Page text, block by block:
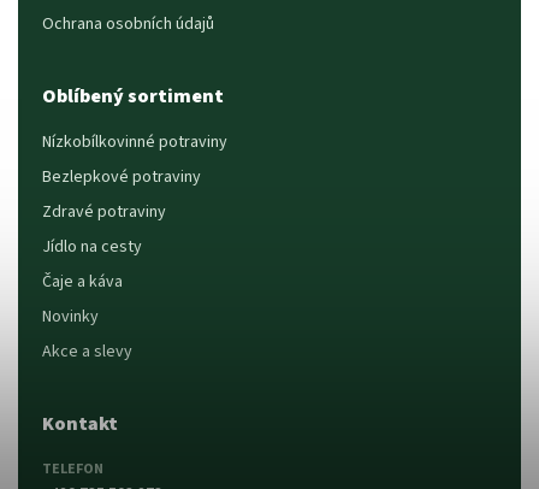
Ochrana osobních údajů
Oblíbený sortiment
Nízkobílkovinné potraviny
Bezlepkové potraviny
Zdravé potraviny
Jídlo na cesty
Čaje a káva
Novinky
Akce a slevy
Kontakt
TELEFON